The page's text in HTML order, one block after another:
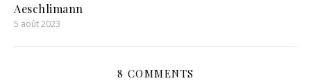
Aeschlimann
5 août 2023
8 COMMENTS